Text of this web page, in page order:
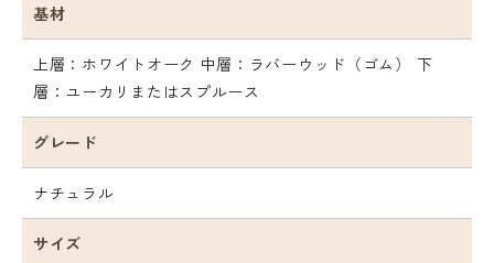
基材
上層：ホワイトオーク 中層：ラバーウッド（ゴム） 下
層：ユーカリまたはスプルース
グレード
ナチュラル
サイズ